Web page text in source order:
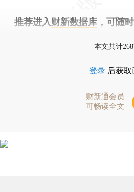
推荐进入财新数据库 ，可随
本文共计
登录 后获
财新通会员
可畅读全文